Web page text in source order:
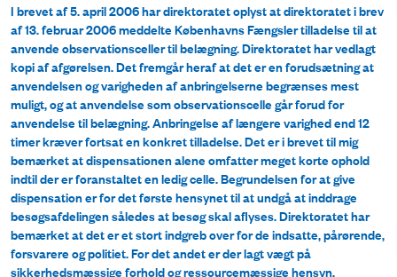
I brevet af 5. april 2006 har direktoratet oplyst at direktoratet i brev
af 13. februar 2006 meddelte Københavns Fængsler tilladelse til at
anvende observationsceller til belægning. Direktoratet har vedlagt
kopi af afgørelsen. Det fremgår heraf at det er en forudsætning at
anvendelsen og varigheden af anbringelserne begrænses mest
muligt, og at anvendelse som observationscelle går forud for
anvendelse til belægning. Anbringelse af længere varighed end 12
timer kræver fortsat en konkret tilladelse. Det er i brevet til mig
bemærket at dispensationen alene omfatter meget korte ophold
indtil der er foranstaltet en ledig celle. Begrundelsen for at give
dispensation er for det første hensynet til at undgå at inddrage
besøgsafdelingen således at besøg skal aflyses. Direktoratet har
bemærket at det er et stort indgreb over for de indsatte, pårørende,
forsvarere og politiet. For det andet er der lagt vægt på
sikkerhedsmæssige forhold og ressourcemæssige hensyn.